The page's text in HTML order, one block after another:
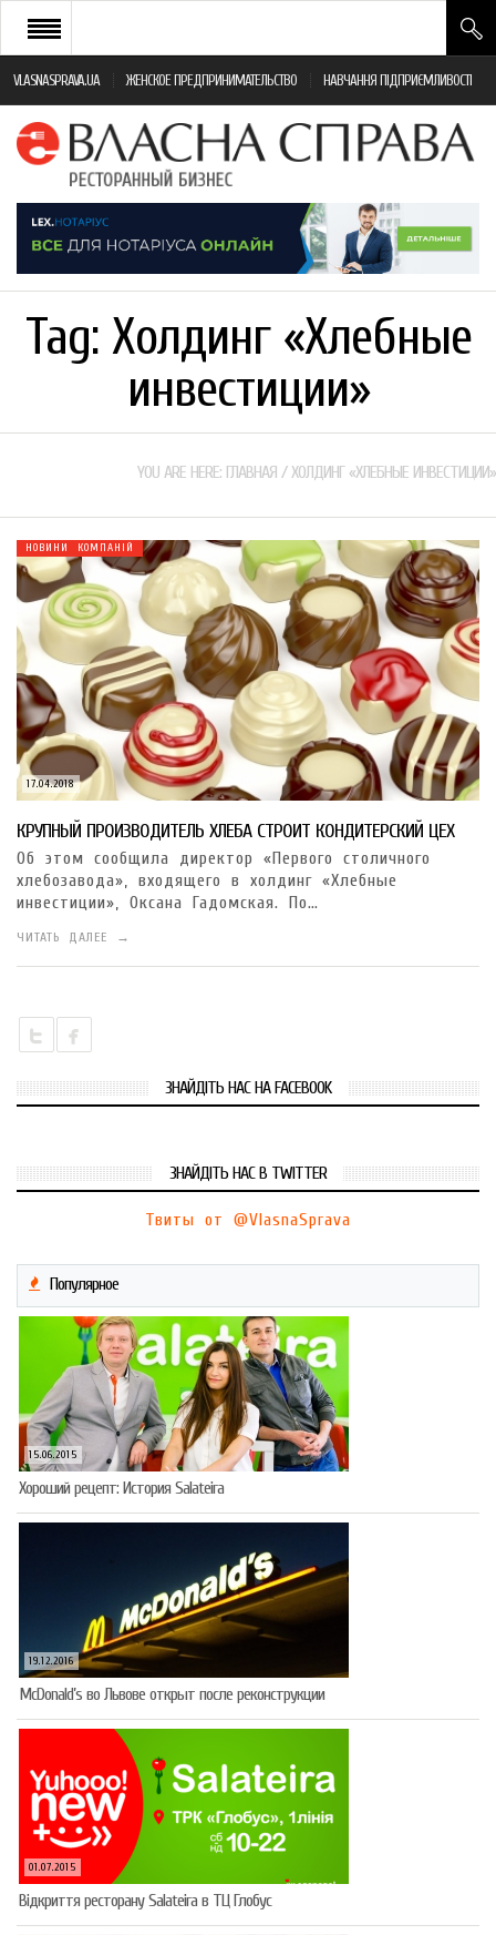
VLASNASPRAVA.UA ЖЕНСКОЕ ПРЕДПРИНИМАТЕЛЬСТВО НАВЧАННЯ ПІДПРИЄМЛИВОСТІ
НОВИНИ РЕСТОРАННОГО БІЗНЕСУ
ЯК ВІДКРИТИ ТА УСПІШНО КЕРУВАТИ
МОНІТОРИНГ ЗАКОНОДАВСТВА
ФРАНЧАЙЗИНГ
Tag: Холдинг «Хлебные
инвестиции»
YOU ARE HERE: ГЛАВНАЯ / ХОЛДИНГ «ХЛЕБНЫЕ ИНВЕСТИЦИИ»
17.04.2018
НОВИНИ КОМПАНІЙ
КРУПНЫЙ ПРОИЗВОДИТЕЛЬ ХЛЕБА СТРОИТ КОНДИТЕРСКИЙ ЦЕХ
Об этом сообщила директор «Первого столичного
хлебозавода», входящего в холдинг «Хлебные
инвестиции», Оксана Гадомская. По…
ЧИТАТЬ ДАЛЕЕ →
ЗНАЙДІТЬ НАС НА FACEBOOK
ЗНАЙДІТЬ НАС В TWITTER
Твиты от @VlasnaSprava
Популярное
15.06.2015
Хороший рецепт: История Salateira
19.12.2016
McDonald’s во Львове открыт после реконструкции
01.07.2015
Відкриття ресторану Salateirа в ТЦ Глобус